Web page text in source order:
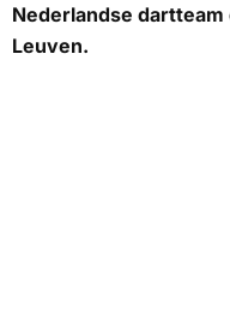
Nederlandse
Leuven.